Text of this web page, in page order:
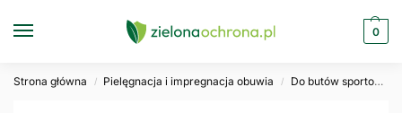
0
Strona główna / Pielęgnacja i impregnacja obuwia / Do butów sportowych i sneakers